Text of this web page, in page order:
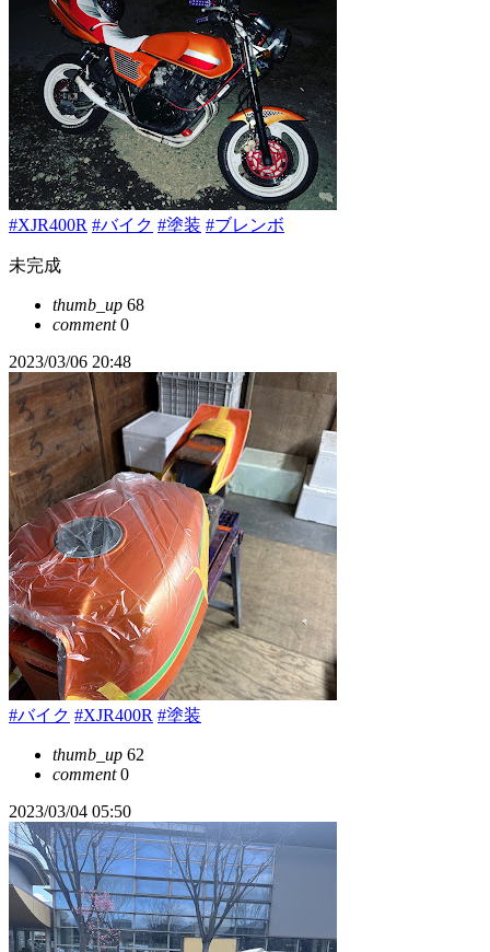
#XJR400R #バイク #塗装 #ブレンボ
未完成
thumb_up 68
comment0
2023/03/06 20:48
#バイク #XJR400R #塗装
thumb_up 62
comment0
2023/03/04 05:50